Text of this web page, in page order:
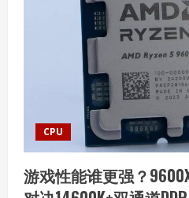
用
料
——
体
验
焕
新
升
级
的
振
华
LEADEX
Ⅲ
W
电
CPU
游戏性能谁更强？